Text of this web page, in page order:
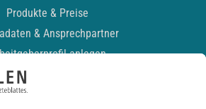
Produkte & Preise
& Ansprechpartner
anlegen
Recruiting-Podcast